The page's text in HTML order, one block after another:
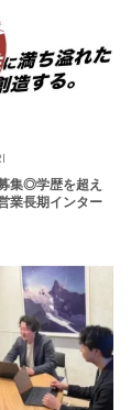
集◎学歴を超え
業長期インター